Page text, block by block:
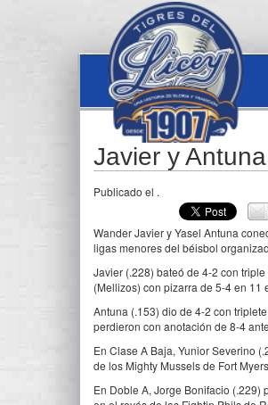
Javier y
Publicado el .
Wander Javier y Yasel Antuna
ligas menores del béisbol
Javier (.228) bateó de 4-2 con
(Mellizos) con pizarra de 5-4 en 11
Antuna (.153) dio de 4-2 con
perdieron con anotación de 8-4
En Clase A Baja, Yunior Severino
de los Mighty Mussels de Fort
En Doble A, Jorge Bonifacio (.229)